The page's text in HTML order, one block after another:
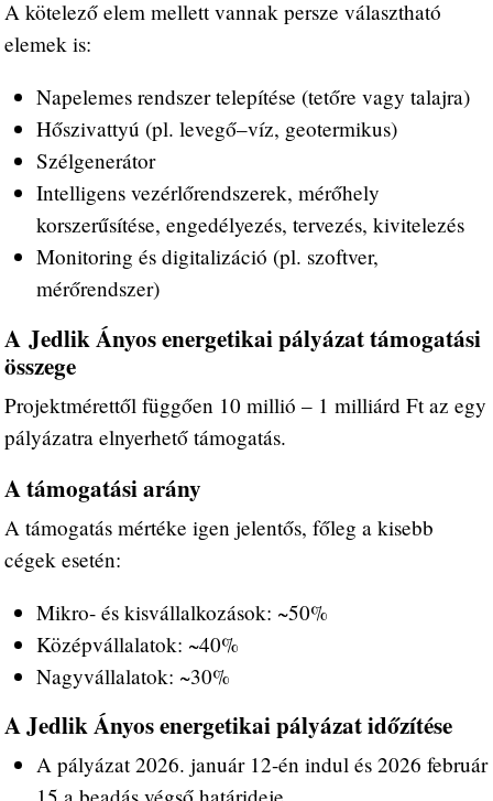
A kötelező elem mellett vannak persze választható
elemek is:
Napelemes rendszer telepítése (tetőre vagy talajra)
Hőszivattyú (pl. levegő–víz, geotermikus)
Szélgenerátor
Intelligens vezérlőrendszerek, mérőhely
korszerűsítése, engedélyezés, tervezés, kivitelezés
Monitoring és digitalizáció (pl. szoftver,
mérőrendszer)
A Jedlik Ányos energetikai pályázat támogatási
összege
Projektmérettől függően 10 millió – 1 milliárd Ft az egy
pályázatra elnyerhető támogatás.
A támogatási arány
A támogatás mértéke igen jelentős, főleg a kisebb
cégek esetén:
Mikro- és kisvállalkozások: ~50%
Középvállalatok: ~40%
Nagyvállalatok: ~30%
A Jedlik Ányos energetikai pályázat időzítése
A pályázat 2026. január 12-én indul és 2026 február